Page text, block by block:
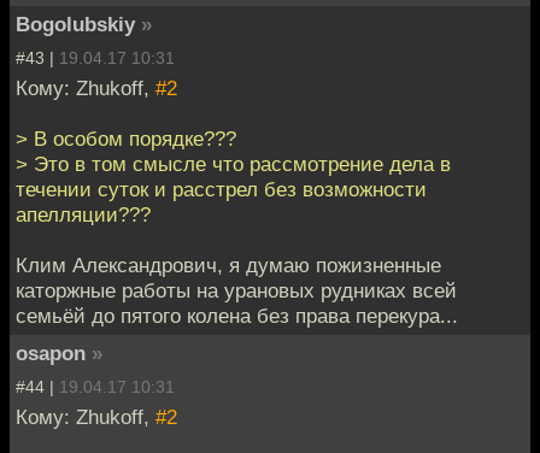
Bogolubskiy »
#43 | 19.04.17 10:31
Кому: Zhukoff, #2
> В особом порядке???
> Это в том смысле что рассмотрение дела в
течении суток и расстрел без возможности
апелляции???
Клим Александрович, я думаю пожизненные
каторжные работы на урановых рудниках всей
семьёй до пятого колена без права перекура...
osapon »
#44 | 19.04.17 10:31
Кому: Zhukoff, #2